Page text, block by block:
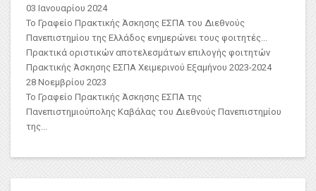
03 Ιανουαρίου 2024
Το Γραφείο Πρακτικής Άσκησης ΕΣΠΑ του Διεθνούς
Πανεπιστημίου της Ελλάδος ενημερώνει τους φοιτητές...
Πρακτικά οριστικών αποτελεσμάτων επιλογής φοιτητών
Πρακτικής Άσκησης ΕΣΠΑ Χειμερινού Εξαμήνου 2023-2024
28 Νοεμβρίου 2023
Το Γραφείο Πρακτικής Άσκησης ΕΣΠΑ της
Πανεπιστημιούπολης Καβάλας του Διεθνούς Πανεπιστημίου
της...